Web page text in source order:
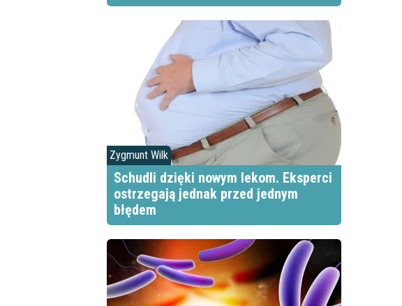
Zygmunt Wilk
Schudli dzięki nowym lekom. Eksperci
ostrzegają jednak przed jednym
błędem